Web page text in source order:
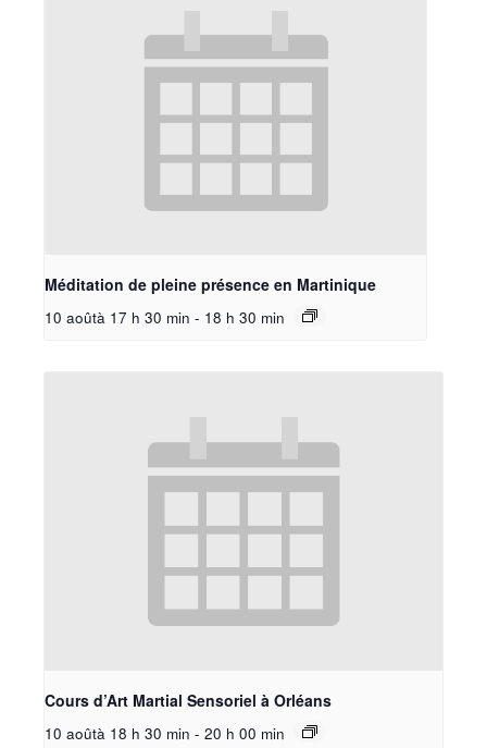
Méditation de pleine présence en Martinique
10 aoûtà 17 h 30 min - 18 h 30 min
Cours d’Art Martial Sensoriel à Orléans
10 aoûtà 18 h 30 min - 20 h 00 min